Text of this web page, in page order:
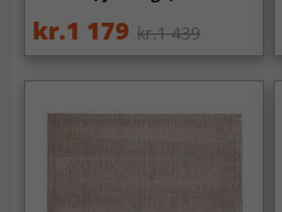
kr.1 179 kr.1 439